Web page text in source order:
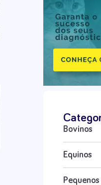
Bovinos
Equinos